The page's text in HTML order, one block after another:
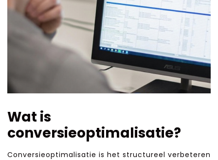
Wat is
conversieoptimalisatie?
Conversieoptimalisatie is het structureel verbeteren